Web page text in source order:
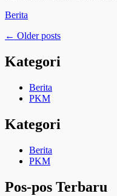
Categories
Berita
Post
← Older posts
Kategori
Berita
PKM
Kategori
Berita
PKM
Pos-pos Terbaru